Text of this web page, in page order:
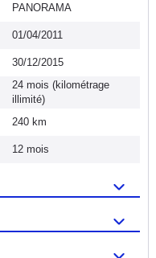
PANORAMA
01/04/2011
30/12/2015
24 mois (kilométrage
illimité)
240 km
12 mois